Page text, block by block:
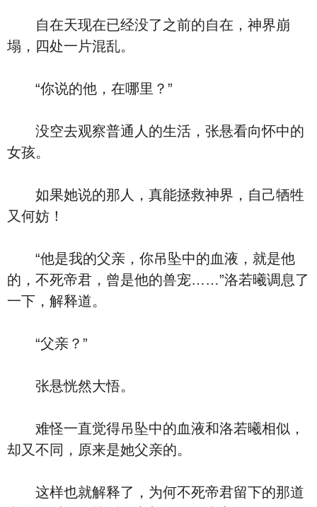
自在天现在已经没了之前的自在，神界崩
塌，四处一片混乱。
“你说的他，在哪里？”
没空去观察普通人的生活，张悬看向怀中的
女孩。
如果她说的那人，真能拯救神界，自己牺牲
又何妨！
“他是我的父亲，你吊坠中的血液，就是他
的，不死帝君，曾是他的兽宠……”洛若曦调息了
一下，解释道。
“父亲？”
张悬恍然大悟。
难怪一直觉得吊坠中的血液和洛若曦相似，
却又不同，原来是她父亲的。
这样也就解释了，为何不死帝君留下的那道